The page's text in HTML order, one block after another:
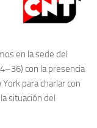
en la sede del
con la presencia
para charlar con
situa­ción del